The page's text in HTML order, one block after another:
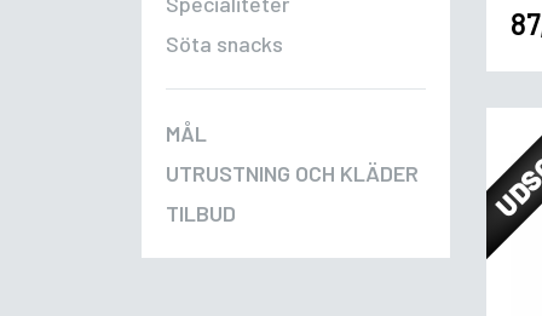
Söta snacks
MÅL
UTRUSTNING OCH KLÄDER
TILBUD